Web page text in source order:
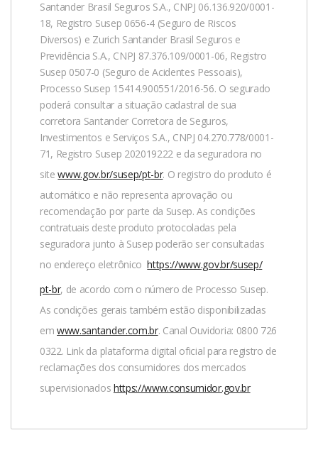
Santander Brasil Seguros S.A., CNPJ 06.136.920/0001-
18, Registro Susep 0656-4 (Seguro de Riscos
Diversos) e Zurich Santander Brasil Seguros e
Previdência S.A., CNPJ 87.376.109/0001-06, Registro
Susep 0507-0 (Seguro de Acidentes Pessoais),
Processo Susep 15414.900551/2016-56. O segurado
poderá consultar a situação cadastral de sua
corretora Santander Corretora de Seguros,
Investimentos e Serviços S.A., CNPJ 04.270.778/0001-
71, Registro Susep 202019222 e da seguradora no
sitewww.gov.br/susep/pt-br. O registro do produto é
automático e não representa aprovação ou
recomendação por parte da Susep. As condições
contratuais deste produto protocoladas pela
seguradora junto à Susep poderão ser consultadas
no endereço eletrônicohttps://www.gov.br/susep/
pt-br, de acordo com o número de Processo Susep.
As condições gerais também estão disponibilizadas
emwww.santander.com.br. Canal Ouvidoria: 0800 726
0322. Link da plataforma digital oficial para registro de
reclamações dos consumidores dos mercados
supervisionados https://www.consumidor.gov.br